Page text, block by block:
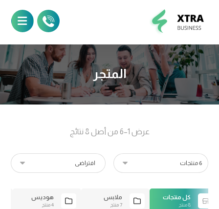
المتجر
عرض 1–6 من أصل 8 نتائج
كل منتجات
8 منتج
ملابس
7 منتج
هوديس
4 منتج